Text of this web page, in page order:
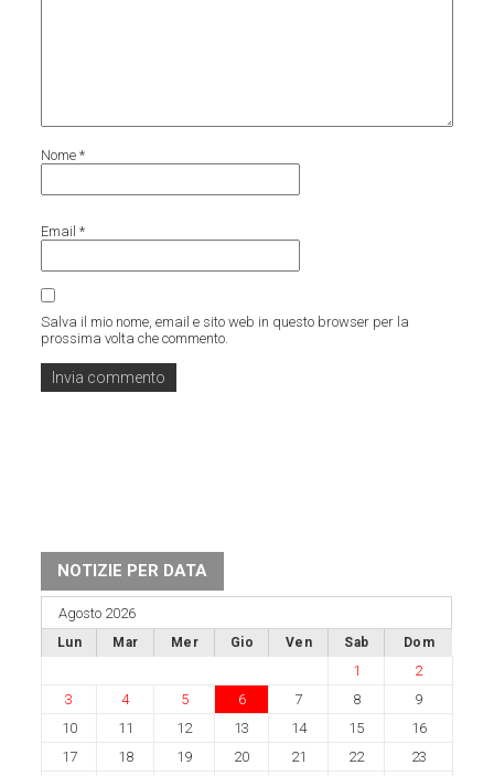
Nome*
Email*
Salva il mio nome, email e sito web in questo browser per la
prossima volta che commento.
NOTIZIE PER DATA
Agosto 2026
Lun Mar Mer Gio Ven Sab Dom
1
2
3
4 5 6 7 8
9
10
11 12 13 14 15
16
17
18 19 20 21 22
23